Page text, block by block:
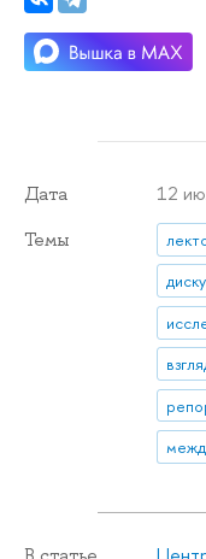
Дата 12
Темы